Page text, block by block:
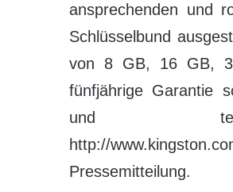
ansprechenden und
Schlüsselbund
von 8 GB, 16 GB,
fünfjährige Garantie
und
http://
Pressemitteilung.